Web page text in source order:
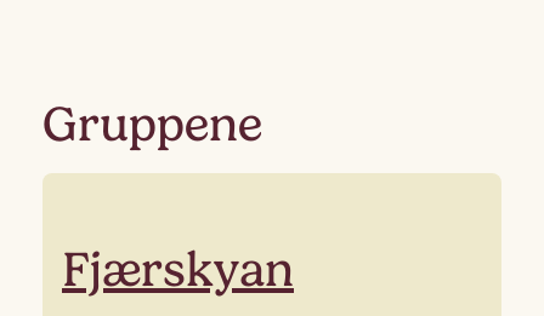
Gruppene
Fjærskyan